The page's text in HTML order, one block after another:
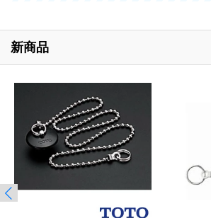
新商品